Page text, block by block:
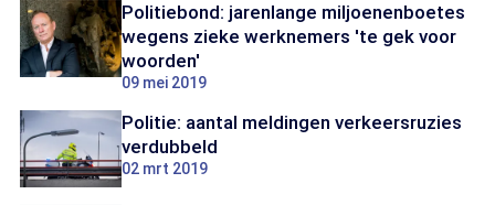
Politiebond: jarenlange miljoenenboetes
wegens zieke werknemers 'te gek voor
woorden'
09 mei 2019
Politie: aantal meldingen verkeersruzies
verdubbeld
02 mrt 2019